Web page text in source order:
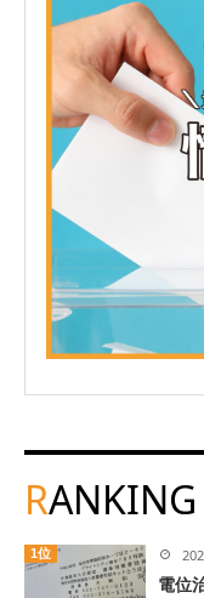
RANKING
1位
電位